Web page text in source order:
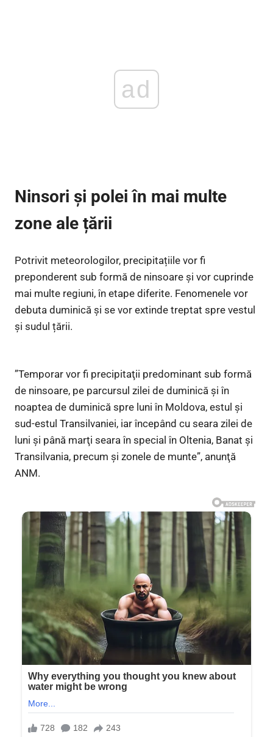
ad
Ninsori și polei în mai multe
zone ale țării
Potrivit meteorologilor, precipitațiile vor fi
preponderent sub formă de ninsoare și vor cuprinde
mai multe regiuni, în etape diferite. Fenomenele vor
debuta duminică și se vor extinde treptat spre vestul
și sudul țării.
”Temporar vor fi precipitaţii predominant sub formă
de ninsoare, pe parcursul zilei de duminică şi în
noaptea de duminică spre luni în Moldova, estul şi
sud-estul Transilvaniei, iar începând cu seara zilei de
luni şi până marţi seara în special în Oltenia, Banat şi
Transilvania, precum şi zonele de munte”, anunţă
ANM.